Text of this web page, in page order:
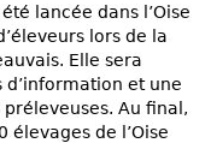
lancée dans l’Oise
lors de la
Elle sera
et une
Au final,
élevages de l’Oise